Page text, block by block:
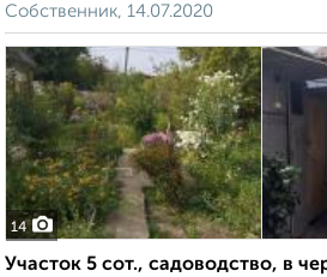
Собственник, 14.07.2020
14
Участок 5 сот., садоводство, в